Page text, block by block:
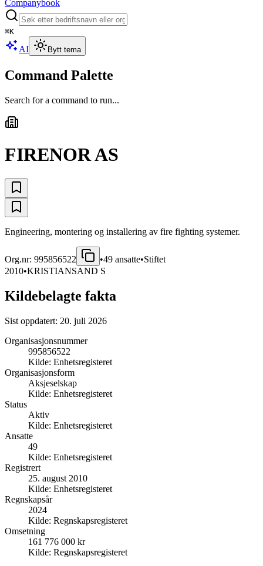
Companybook
⌘K
AI Bytt tema
Command Palette
Search for a command to run...
FIRENOR AS
Engineering, montering og installering av fire fighting systemer.
Org.nr: 995856522 •49 ansatte•Stiftet
2010•KRISTIANSAND S
Kildebelagte fakta
Sist oppdatert: 20. juli 2026
Organisasjonsnummer
995856522
Kilde: Enhetsregisteret
Organisasjonsform
Aksjeselskap
Kilde: Enhetsregisteret
Status
Aktiv
Kilde: Enhetsregisteret
Ansatte
49
Kilde: Enhetsregisteret
Registrert
25. august 2010
Kilde: Enhetsregisteret
Regnskapsår
2024
Kilde: Regnskapsregisteret
Omsetning
161 776 000 kr
Kilde: Regnskapsregisteret